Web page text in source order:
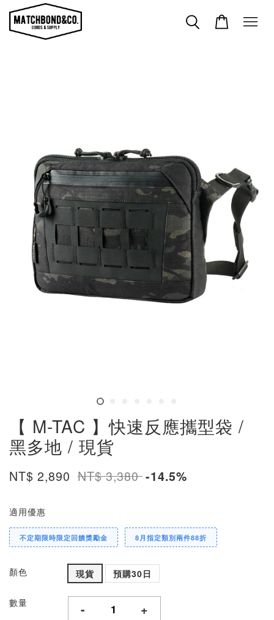
【 M-TAC 】快速反應攜型袋 /
黑多地 / 現貨
NT$ 2,890 NT$ 3,380-14.5%
適用優惠
不定期限時限定回饋獎勵金 8月指定類別兩件88折
顏色 現貨 預購30日
數量 - +